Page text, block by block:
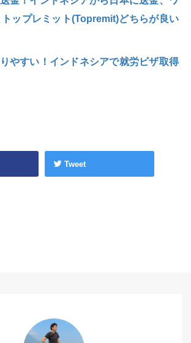
ップレミット(Topremit)どちらが良い
やすい！インドネシアで就労ビザ取得
Tweet